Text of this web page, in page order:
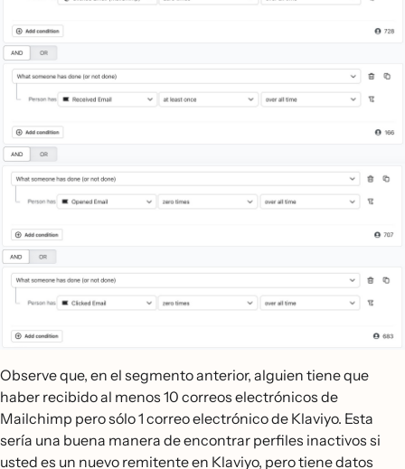
Observe que, en el segmento anterior, alguien tiene que
haber recibido al menos 10 correos electrónicos de
Mailchimp pero sólo 1 correo electrónico de Klaviyo. Esta
sería una buena manera de encontrar perfiles inactivos si
usted es un nuevo remitente en Klaviyo, pero tiene datos